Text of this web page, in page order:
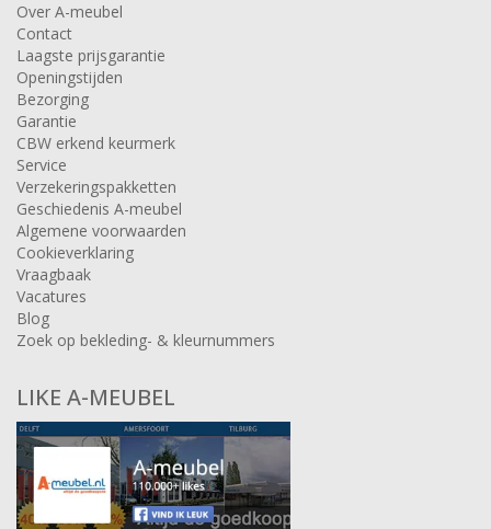
Over A-meubel
Contact
Laagste prijsgarantie
Openingstijden
Bezorging
Garantie
CBW erkend keurmerk
Service
Verzekeringspakketten
Geschiedenis A-meubel
Algemene voorwaarden
Cookieverklaring
Vraagbaak
Vacatures
Blog
Zoek op bekleding- & kleurnummers
LIKE A-MEUBEL